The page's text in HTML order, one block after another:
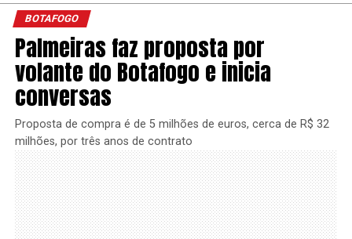
BOTAFOGO
Palmeiras faz proposta por
volante do Botafogo e inicia
conversas
Proposta de compra é de 5 milhões de euros, cerca de R$ 32
milhões, por três anos de contrato